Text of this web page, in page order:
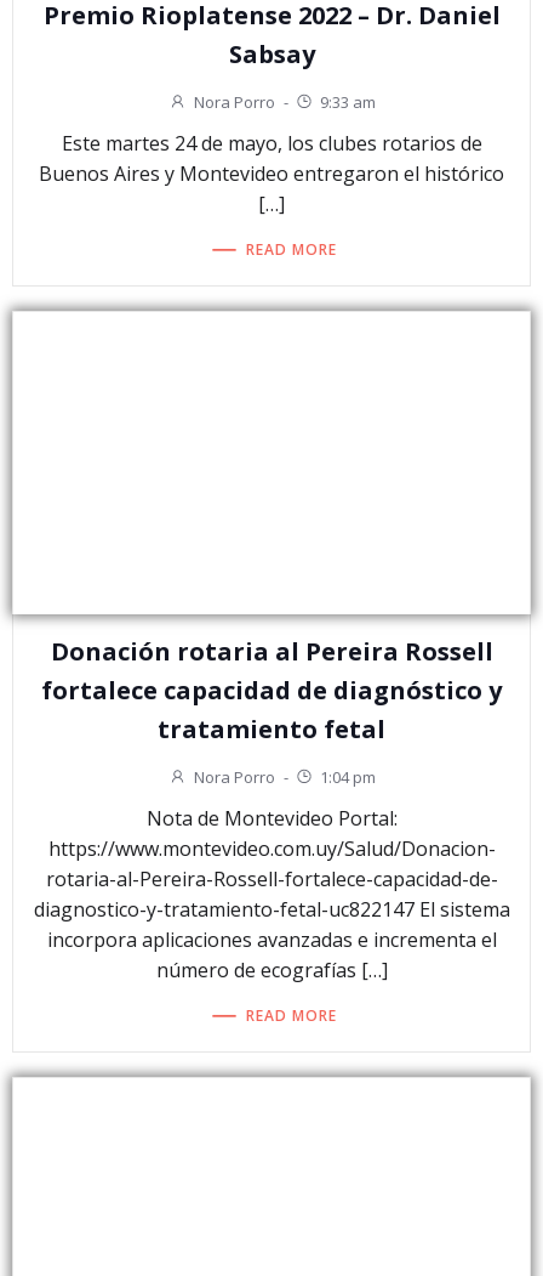
Premio Rioplatense 2022 – Dr. Daniel
Sabsay
Nora Porro - 9:33 am
Este martes 24 de mayo, los clubes rotarios de
Buenos Aires y Montevideo entregaron el histórico
[…]
READ MORE
Donación rotaria al Pereira Rossell
fortalece capacidad de diagnóstico y
tratamiento fetal
Nora Porro - 1:04 pm
Nota de Montevideo Portal:
https://www.montevideo.com.uy/Salud/Donacion-
rotaria-al-Pereira-Rossell-fortalece-capacidad-de-
diagnostico-y-tratamiento-fetal-uc822147 El sistema
incorpora aplicaciones avanzadas e incrementa el
número de ecografías […]
READ MORE